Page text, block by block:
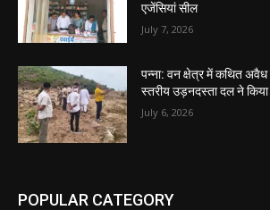
एजेंसियां सील
July 7, 2026
पन्ना: वन क्षेत्र में कथित
स्तरीय उड़नदस्ता दल ने किया
July 6, 2026
POPULAR CATEGORY